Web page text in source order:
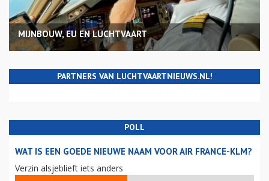
MIJNBOUW, EU EN LUCHTVAART
PARTNERS VAN LUCHTVAARTNIEUWS.NL!
POLL
WAT IS EEN GOEDE NIEUWE NAAM VOOR AIR FRANCE-KLM?
Verzin alsjeblieft iets anders